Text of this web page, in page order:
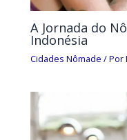
A Jornada do
Indonésia
Cidades Nômade / Por